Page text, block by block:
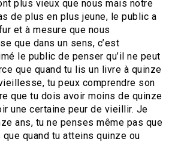
plus vieux que nous mais notre
de plus en plus jeune, le public a
et à mesure que nous
que dans un sens, c’est
le public de penser qu’il ne peut
que quand tu lis un livre à quinze
tu peux comprendre son
que tu dois avoir moins de quinze
une certaine peur de vieillir. Je
ans, tu ne penses même pas que
quand tu atteins quinze ou